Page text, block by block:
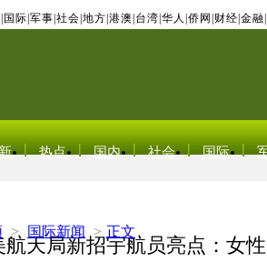
国际 军事 社会 地方 港澳 台湾 华人 侨网 财经 金融
热点 国内 社会 国际
> 国际新闻 > 正文
航天局新招宇航员亮点：女